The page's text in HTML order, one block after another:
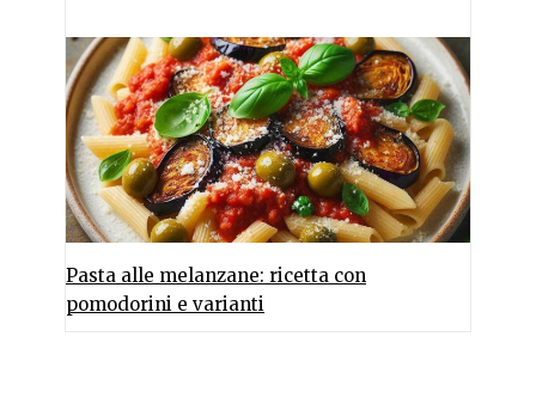
Pasta alle melanzane: ricetta con
pomodorini e varianti